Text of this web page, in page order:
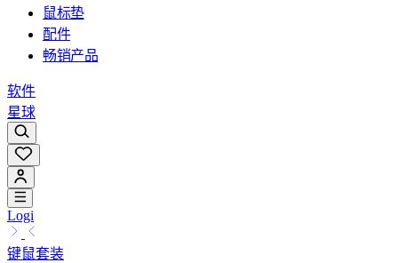
鼠标垫
配件
畅销产品
软件
星球
Logi
键鼠套装